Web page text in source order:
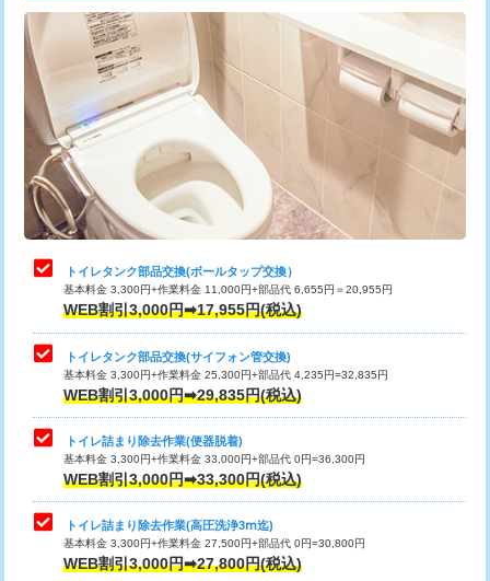
トイレタンク部品交換(ボールタップ交換）
基本料金 3,300円+作業料金 11,000円+部品代 6,655円＝20,955円
WEB割引3,000円➡17,955円(税込)
トイレタンク部品交換(サイフォン管交換)
基本料金 3,300円+作業料金 25,300円+部品代 4,235円=32,835円
WEB割引3,000円➡29,835円(税込)
トイレ詰まり除去作業(便器脱着)
基本料金 3,300円+作業料金 33,000円+部品代 0円=36,300円
WEB割引3,000円➡33,300円(税込)
トイレ詰まり除去作業(高圧洗浄3ⅿ迄)
基本料金 3,300円+作業料金 27,500円+部品代 0円=30,800円
WEB割引3,000円➡27,800円(税込)